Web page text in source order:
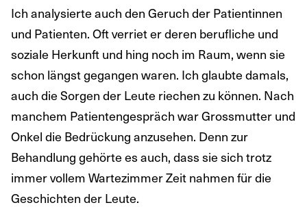
Ich analysierte auch den Geruch der Patientinnen
und Patienten. Oft verriet er deren berufliche und
soziale Herkunft und hing noch im Raum, wenn sie
schon längst gegangen waren. Ich glaubte damals,
auch die Sorgen der Leute riechen zu können. Nach
manchem Patientengespräch war Grossmutter und
Onkel die Bedrückung anzusehen. Denn zur
Behandlung gehörte es auch, dass sie sich trotz
immer vollem Wartezimmer Zeit nahmen für die
Geschichten der Leute.